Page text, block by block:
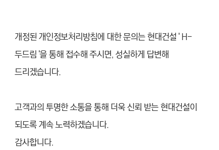
개정된 개인정보처리방침에 대한 문의는 현대건설 ' H-
두드림 '을 통해 접수해 주시면, 성실하게 답변해
드리겠습니다.
고객과의 투명한 소통을 통해 더욱 신뢰 받는 현대건설이
되도록 계속 노력하겠습니다.
감사합니다.